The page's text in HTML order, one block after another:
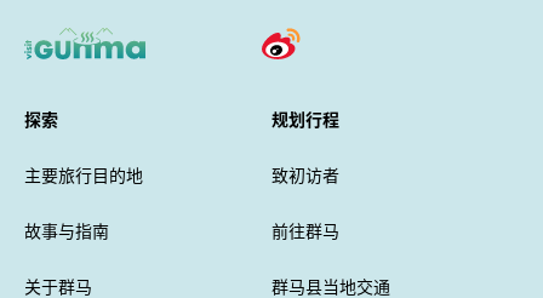
探索
主要旅行目的地
故事与指南
关于群马
规划行程
致初访者
前往群马
群马县当地交通